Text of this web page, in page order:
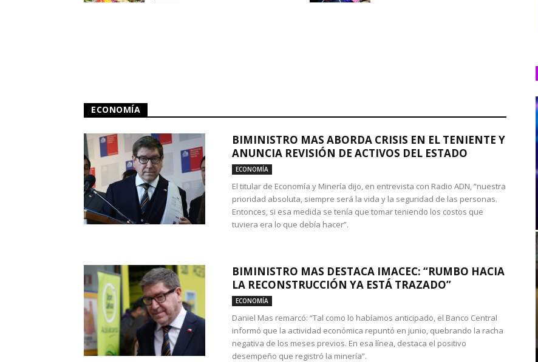
ECONOMÍA
BIMINISTRO MAS ABORDA CRISIS EN EL TENIENTE Y
ANUNCIA REVISIÓN DE ACTIVOS DEL ESTADO
ECONOMÍA
El titular de Economía y Minería dijo, en entrevista con Radio ADN, “nuestra
prioridad absoluta, siempre será la vida y la seguridad de las personas.
Entonces, si esa medida se tenía que tomar teniendo los costos que
tuviera era lo que debía hacer”.
BIMINISTRO MAS DESTACA IMACEC: “RUMBO HACIA
LA RECONSTRUCCIÓN YA ESTÁ TRAZADO”
ECONOMÍA
Daniel Mas remarcó: “Tal como lo habíamos anticipado, el Banco Central
informó que la actividad económica repuntó en junio, quebrando la racha
negativa de los meses previos. En esa línea, destaca el positivo
desempeño que registró la minería”.